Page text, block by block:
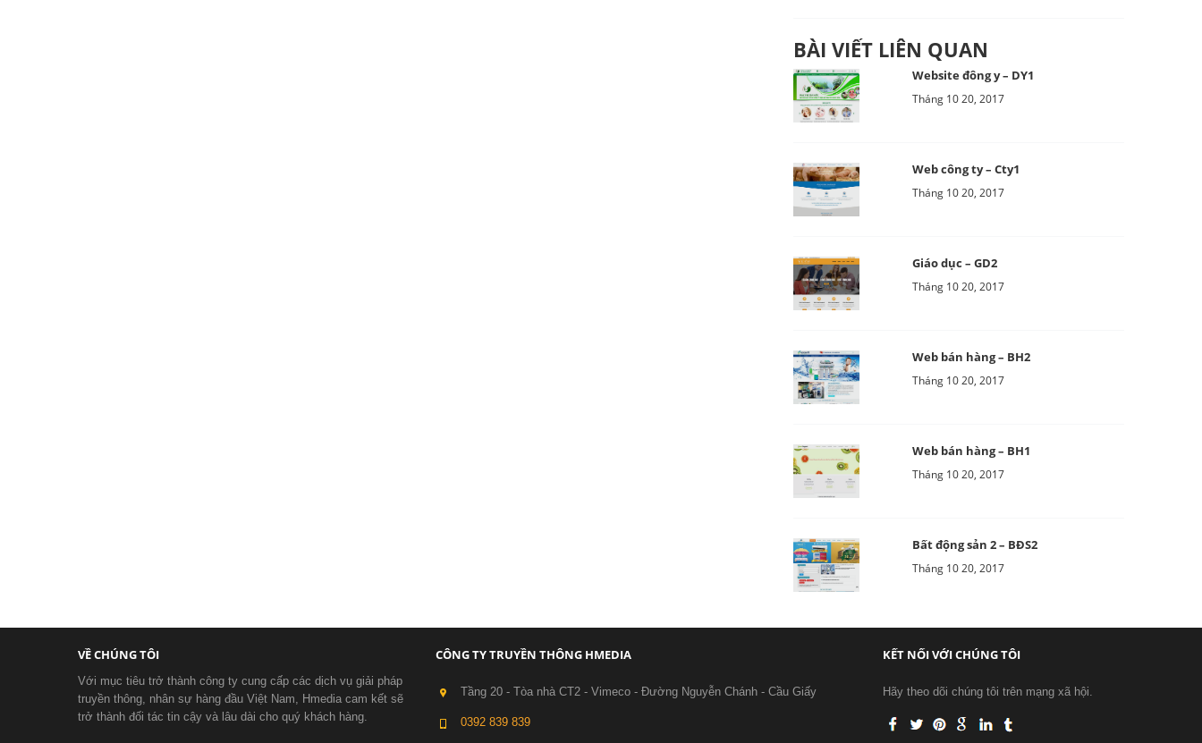
BÀI VIẾT LIÊN QUAN
Website đông y – DY1
Tháng 10 20, 2017
Web công ty – Cty1
Tháng 10 20, 2017
Giáo dục – GD2
Tháng 10 20, 2017
Web bán hàng – BH2
Tháng 10 20, 2017
Web bán hàng – BH1
Tháng 10 20, 2017
Bất động sản 2 – BĐS2
Tháng 10 20, 2017
VỀ CHÚNG TÔI
Với mục tiêu trở thành công ty cung cấp các dịch vụ giải pháp
truyền thông, nhân sự hàng đầu Việt Nam, Hmedia cam kết sẽ
trở thành đối tác tin cậy và lâu dài cho quý khách hàng.
CÔNG TY TRUYỀN THÔNG HMEDIA
Tầng 20 - Tòa nhà CT2 - Vimeco - Đường Nguyễn Chánh - Cầu Giấy
0392 839 839
KẾT NỐI VỚI CHÚNG TÔI
Hãy theo dõi chúng tôi trên mạng xã hội.